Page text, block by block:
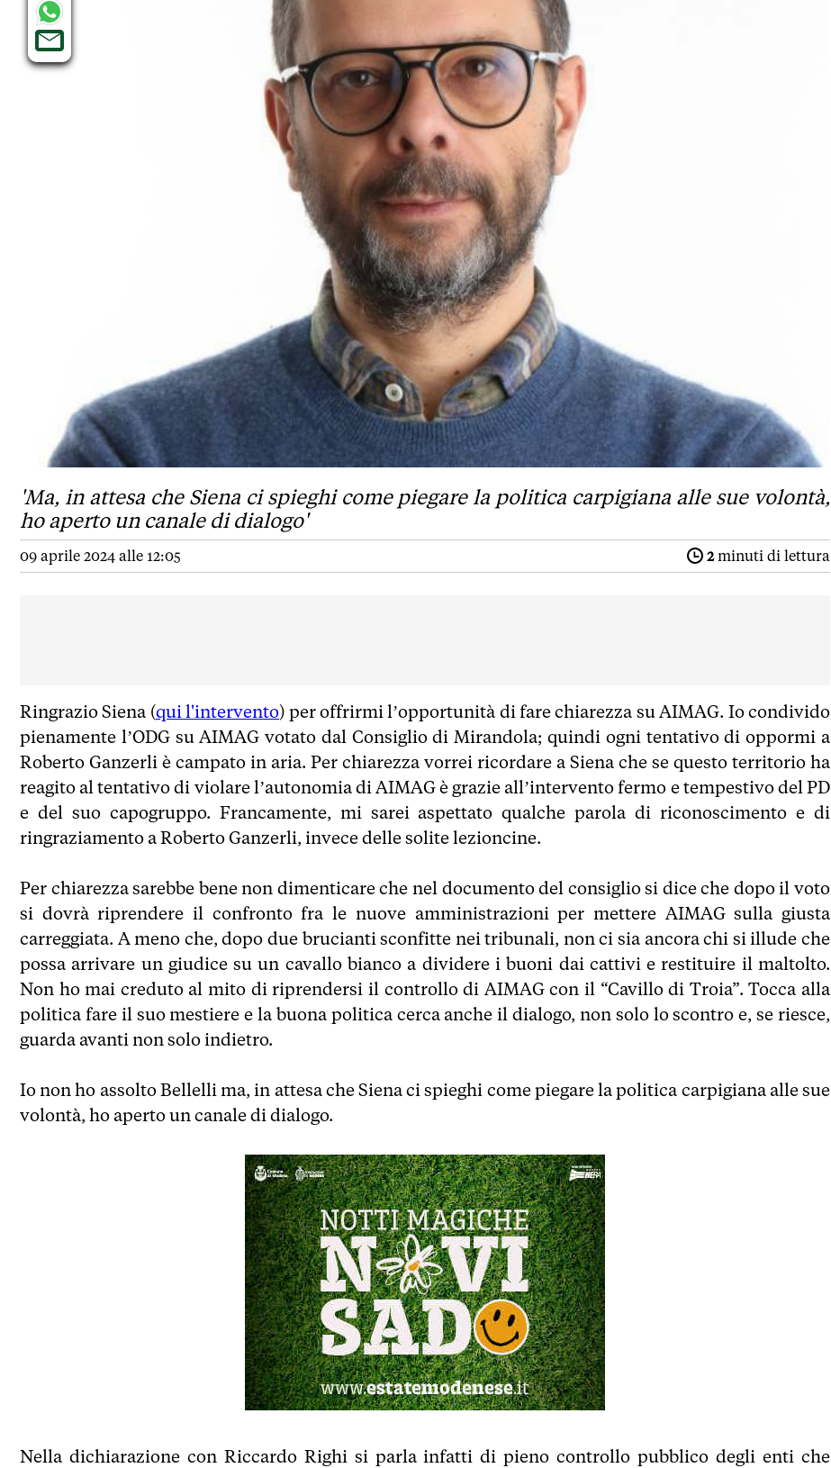
'Ma, in attesa che Siena ci spieghi come piegare la politica carpigiana alle sue volontà,
ho aperto un canale di dialogo'
09 aprile 2024 alle 12:05 2minuti di lettura
Ringrazio Siena (qui l'intervento) per offrirmi l’opportunità di fare chiarezza su AIMAG. Io condivido
pienamente l’ODG su AIMAG votato dal Consiglio di Mirandola; quindi ogni tentativo di oppormi a
Roberto Ganzerli è campato in aria. Per chiarezza vorrei ricordare a Siena che se questo territorio ha
reagito al tentativo di violare l’autonomia di AIMAG è grazie all’intervento fermo e tempestivo del PD
e del suo capogruppo. Francamente, mi sarei aspettato qualche parola di riconoscimento e di
ringraziamento a Roberto Ganzerli, invece delle solite lezioncine.
Per chiarezza sarebbe bene non dimenticare che nel documento del consiglio si dice che dopo il voto
si dovrà riprendere il confronto fra le nuove amministrazioni per mettere AIMAG sulla giusta
carreggiata. A meno che, dopo due brucianti sconfitte nei tribunali, non ci sia ancora chi si illude che
possa arrivare un giudice su un cavallo bianco a dividere i buoni dai cattivi e restituire il maltolto.
Non ho mai creduto al mito di riprendersi il controllo di AIMAG con il “Cavillo di Troia”. Tocca alla
politica fare il suo mestiere e la buona politica cerca anche il dialogo, non solo lo scontro e, se riesce,
guarda avanti non solo indietro.
Io non ho assolto Bellelli ma, in attesa che Siena ci spieghi come piegare la politica carpigiana alle sue
volontà, ho aperto un canale di dialogo.
Nella dichiarazione con Riccardo Righi si parla infatti di pieno controllo pubblico degli enti che